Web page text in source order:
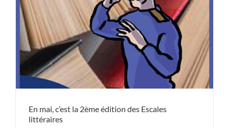
En mai, c’est la 2ème édition des Escales
littéraires